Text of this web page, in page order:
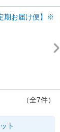
お届け便】※
（全7件）
ト